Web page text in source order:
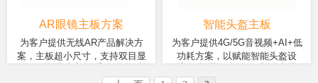
功能、医疗通便、查询数据等
功能。
嵌入式操作系统，通过友好的
操作界面能够选择各种标准输
出波形和相关参数。
AR眼镜主板方案
为客户提供无线AR产品解决方
案，主板超小尺寸，支持双目显
智能头盔主板
为客户提供4G/5G音视频+AI+低
功耗方案，以赋能智能头盔设